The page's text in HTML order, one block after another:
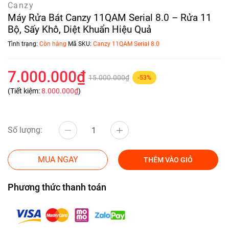
Canzy
Máy Rửa Bát Canzy 11QAM Serial 8.0 – Rửa 11
Bộ, Sấy Khô, Diệt Khuẩn Hiệu Quả
Tình trạng: Còn hàng Mã SKU: Canzy 11QAM Serial 8.0
7.000.000₫ 15.000.000₫ -53%
(Tiết kiệm:8.000.000₫)
Số lượng:
MUA NGAY THÊM VÀO GIỎ
Phương thức thanh toán